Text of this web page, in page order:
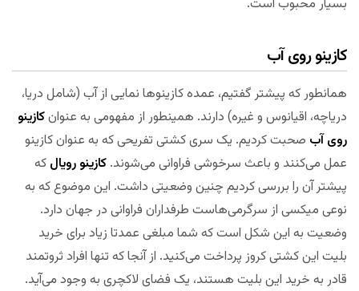
بسیار محبوب است.
کازینو روی آب
همانطور که پیشتر گفتیم، عمده کازینوها نمایی از آب (شامل دریا،
دریاچه، اقیانوس و غیره) دارند. همینطور از مفهومی به عنوانکازینو
روی آب صحبت کردیم. یک سری کشتی تفریحی که به عنوان کازینو
عمل می‌کنند و باعث سرخوشی فراوانی می‌شوند. کازینو رویال که
پیشتر آن را بررسی کردیم چنین وضعیتی داشت. این موضوع که به
نوعی میکسی از سرگرمی‌هاست طرفداران فراوانی در جهان دارد.
وضعیت به این شکل است که شما مبلغی عمدتا زیاد برای خرید
بلیت این کشتی کروز پرداخت می‌کنید. از آنجا که تنها افراد ثروتمند
قادر به خرید این بلیت هستند، یک فضای لاکچری به وجود می‌آید.